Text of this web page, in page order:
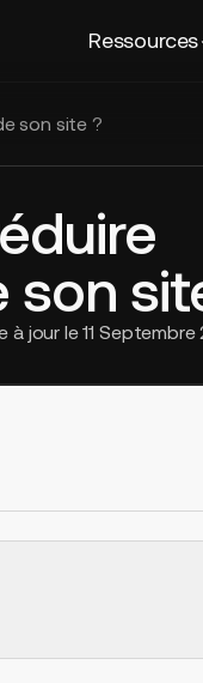
Ressources
son site ?
à jour le11 Septembre